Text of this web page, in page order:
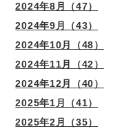
2024年8月（47）
2024年9月（43）
2024年10月（48）
2024年11月（42）
2024年12月（40）
2025年1月（41）
2025年2月（35）